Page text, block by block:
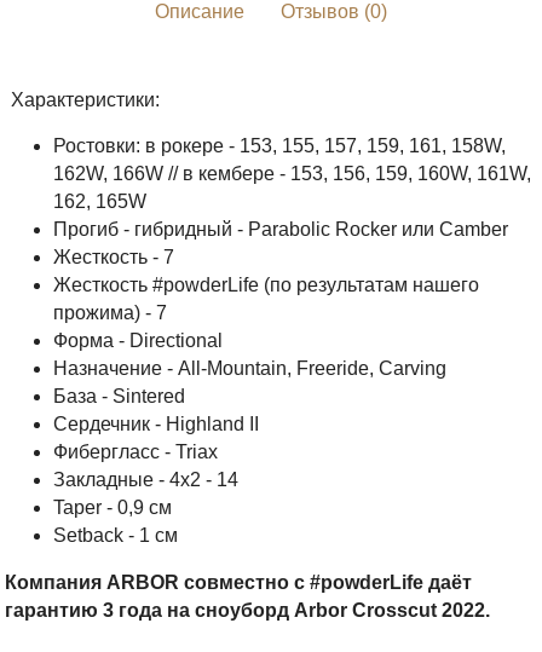
Описание Отзывов (0)
Характеристики:
Ростовки: в рокере - 153, 155, 157, 159, 161, 158W,
162W, 166W // в кембере - 153, 156, 159, 160W, 161W,
162, 165W
Прогиб - гибридный - Parabolic Rocker или Camber
Жесткость - 7
Жесткость #powderLife (по результатам нашего
прожима) - 7
Форма - Directional
Назначение - All-Mountain, Freeride, Carving
База - Sintered
Cердечник - Highland II
Фибергласс - Triax
Закладные - 4х2 - 14
Taper - 0,9 см
Setback - 1 см
Компания ARBOR совместно с #powderLife даёт
гарантию 3 года на сноуборд Arbor Crosscut 2022.